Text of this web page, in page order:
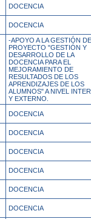
DOCENCIA
DOCENCIA
-APOYO A LA GESTIÓN
PROYECTO "GESTIÓN Y
DESARROLLO DE LA
DOCENCIA PARA EL
MEJORAMIENTO DE
RESULTADOS DE LOS
APRENDIZAJES DE LOS
ALUMNOS" A NIVEL
Y EXTERNO.
DOCENCIA
DOCENCIA
DOCENCIA
DOCENCIA
DOCENCIA
DOCENCIA